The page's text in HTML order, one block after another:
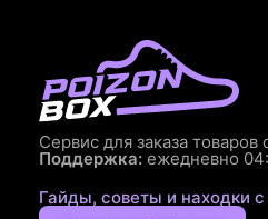
Сервис для заказа товаров
Поддержка: ежедневно
Гайды, советы и находки